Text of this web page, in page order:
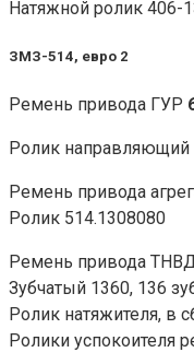
Натяжной ролик 406-
ЗМЗ-514, евро 2
Ремень привода ГУР
Ролик направляющий
Ремень привода
Ролик 514.1308080
Ремень привода
Зубчатый 1360, 136
Ролик натяжителя, в
Ролики успокоителя